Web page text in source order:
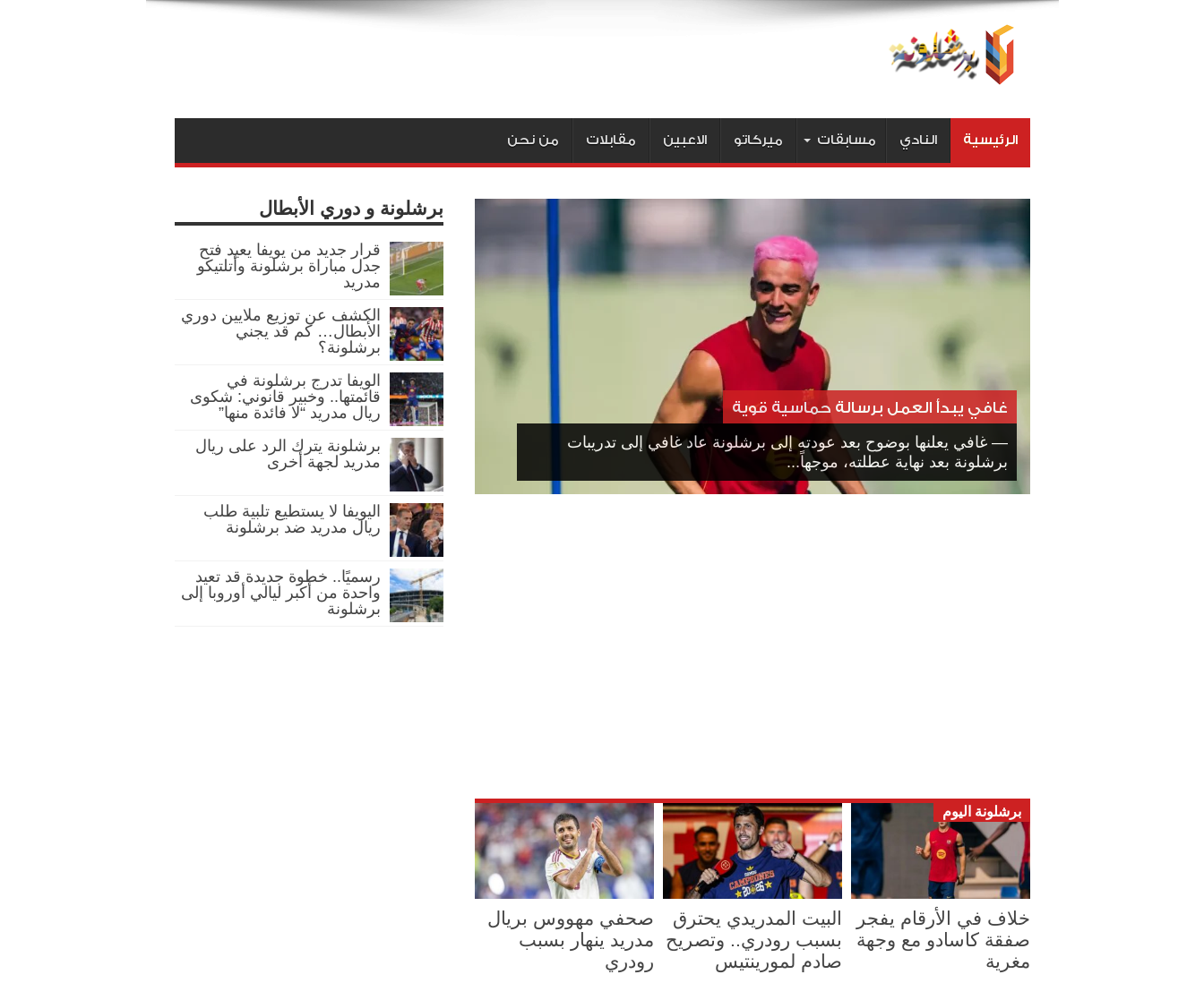
الرئيسية النادي مسابقات ميركاتو الاعبين مقابلات من نحن
غافي يبدأ العمل برسالة حماسية قوية
— غافي يعلنها بوضوح بعد عودته إلى برشلونة عاد غافي إلى تدريبات
برشلونة بعد نهاية عطلته، موجهاً...
برشلونة اليوم
خلاف في الأرقام يفجر
صفقة كاسادو مع وجهة
مغرية
البيت المدريدي يحترق
بسبب رودري.. وتصريح
صادم لمورينتيس
صحفي مهووس بريال
مدريد ينهار بسبب
رودري
برشلونة و دوري الأبطال
قرار جديد من يويفا يعيد فتح
جدل مباراة برشلونة وأتلتيكو
مدريد
الكشف عن توزيع ملايين دوري
الأبطال… كم قد يجني
برشلونة؟
الويفا تدرج برشلونة في
قائمتها.. وخبير قانوني: شكوى
ريال مدريد “لا فائدة منها”
برشلونة يترك الرد على ريال
مدريد لجهة أخرى
اليويفا لا يستطيع تلبية طلب
ريال مدريد ضد برشلونة
رسميًا.. خطوة جديدة قد تعيد
واحدة من أكبر ليالي أوروبا إلى
برشلونة